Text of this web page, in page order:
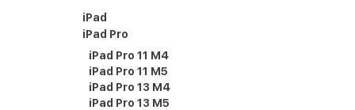
iPad
iPad Pro
iPad Pro 11 M4
iPad Pro 11 M5
iPad Pro 13 M4
iPad Pro 13 M5